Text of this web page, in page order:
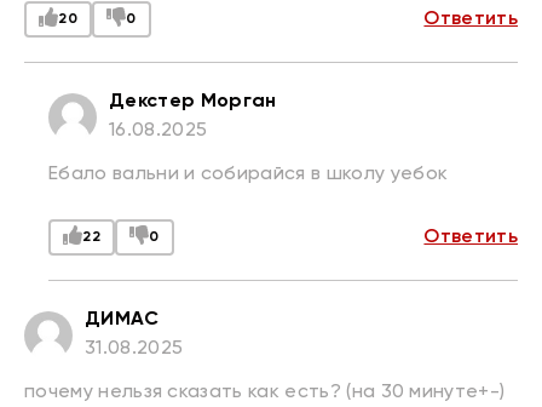
20 0 Ответить
Декстер Морган
16.08.2025
Ебало вальни и собирайся в школу уебок
22 0 Ответить
ДИМАС
31.08.2025
почему нельзя сказать как есть? (на 30 минуте+-)